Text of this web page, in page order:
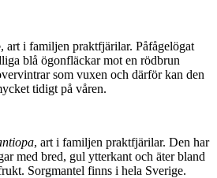
, art i familjen praktfjärilar. Påfågelögat
blå ögonfläckar mot en rödbrun
som vuxen och därför kan den
tidigt på våren.
, art i familjen praktfjärilar. Den har
med bred, gul ytterkant och äter bland
Sorgmantel finns i hela Sverige.